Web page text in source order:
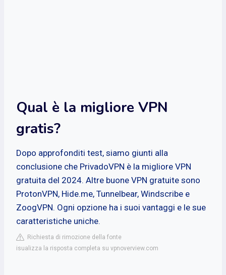
Qual è la migliore VPN
gratis?
Dopo approfonditi test, siamo giunti alla
conclusione che PrivadoVPN è la migliore VPN
gratuita del 2024. Altre buone VPN gratuite sono
ProtonVPN, Hide.me, Tunnelbear, Windscribe e
ZoogVPN. Ogni opzione ha i suoi vantaggi e le sue
caratteristiche uniche.
Richiesta di rimozione della fonte
isualizza la risposta completa su vpnoverview.com